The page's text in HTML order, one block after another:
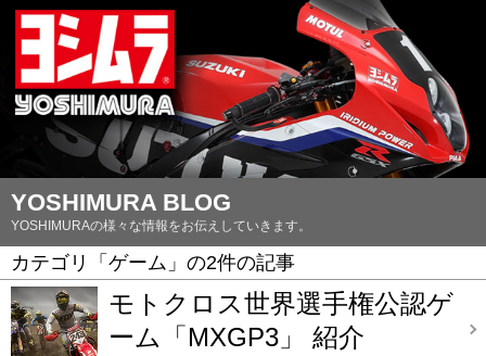
YOSHIMURA BLOG
YOSHIMURAの様々な情報をお伝えしていきます。
カテゴリ「ゲーム」の2件の記事
モトクロス世界選手権公認ゲ
ーム「MXGP3」 紹介